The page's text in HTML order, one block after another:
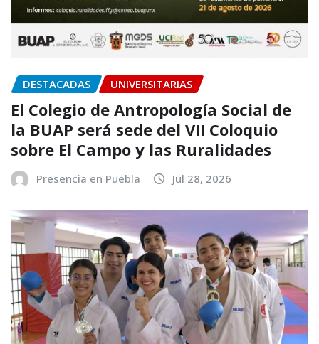
DESTACADAS UNIVERSITARIAS
El Colegio de Antropología Social de
la BUAP será sede del VII Coloquio
sobre El Campo y las Ruralidades
Presencia en Puebla Jul 28, 2026